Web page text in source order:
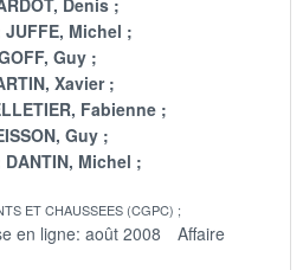
JUFFE, Michel
Guy
Xavier
Fabienne
Guy
DANTIN, Michel
ET CHAUSSEES (CGPC)
en ligne: août 2008
Affaire